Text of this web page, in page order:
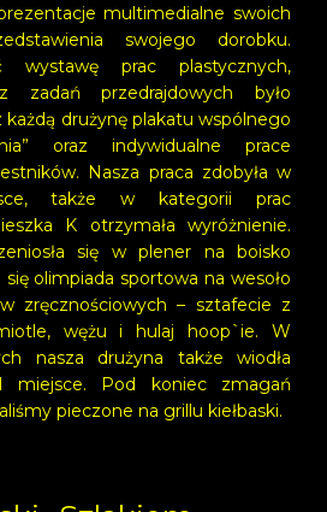
multimedialne swoich
swojego dorobku.
wystawę prac plastycznych,
przedrajdowych było
drużynę plakatu wspólnego
oraz indywidualne prace
Nasza praca zdobyła w
także w kategorii prac
K otrzymała wyróżnienie.
się w plener na boisko
się olimpiada sportowa na wesoło
zręcznościowych – sztafecie z
wężu i hulaj hoop`ie. W
nasza drużyna także wiodła
miejsce. Pod koniec zmagań
pieczone na grillu kiełbaski.